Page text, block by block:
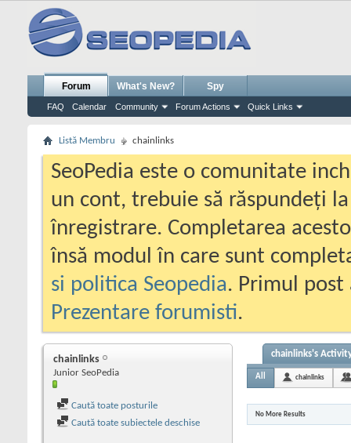
Forum
FAQ Calendar Community Forum Actions Quick Links
What's New? Spy
Listă Membru chainlinks
SeoPedia este o comunitate
un cont, trebuie să răspundeți
înregistrare. Completarea
însă modul în care sunt
si politica Seopedia. Primul
Prezentare forumisti.
chainlinks
Junior SeoPedia
Caută toate posturile
Caută toate subiectele deschise
chainlinks's
All chainlinks
No More Results